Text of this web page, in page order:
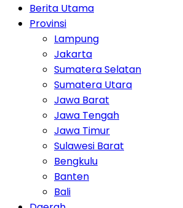
Berita Utama
Provinsi
Lampung
Jakarta
Sumatera Selatan
Sumatera Utara
Jawa Barat
Jawa Tengah
Jawa Timur
Sulawesi Barat
Bengkulu
Banten
Bali